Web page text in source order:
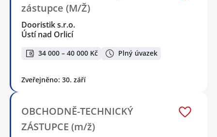
zástupce (M/Ž)
Dooristik s.r.o.
Ústí nad Orlicí
34 000 – 40 000 Kč Plný úvazek
Zveřejněno: 30. září
OBCHODNĚ-TECHNICKÝ
ZÁSTUPCE (m/ž)